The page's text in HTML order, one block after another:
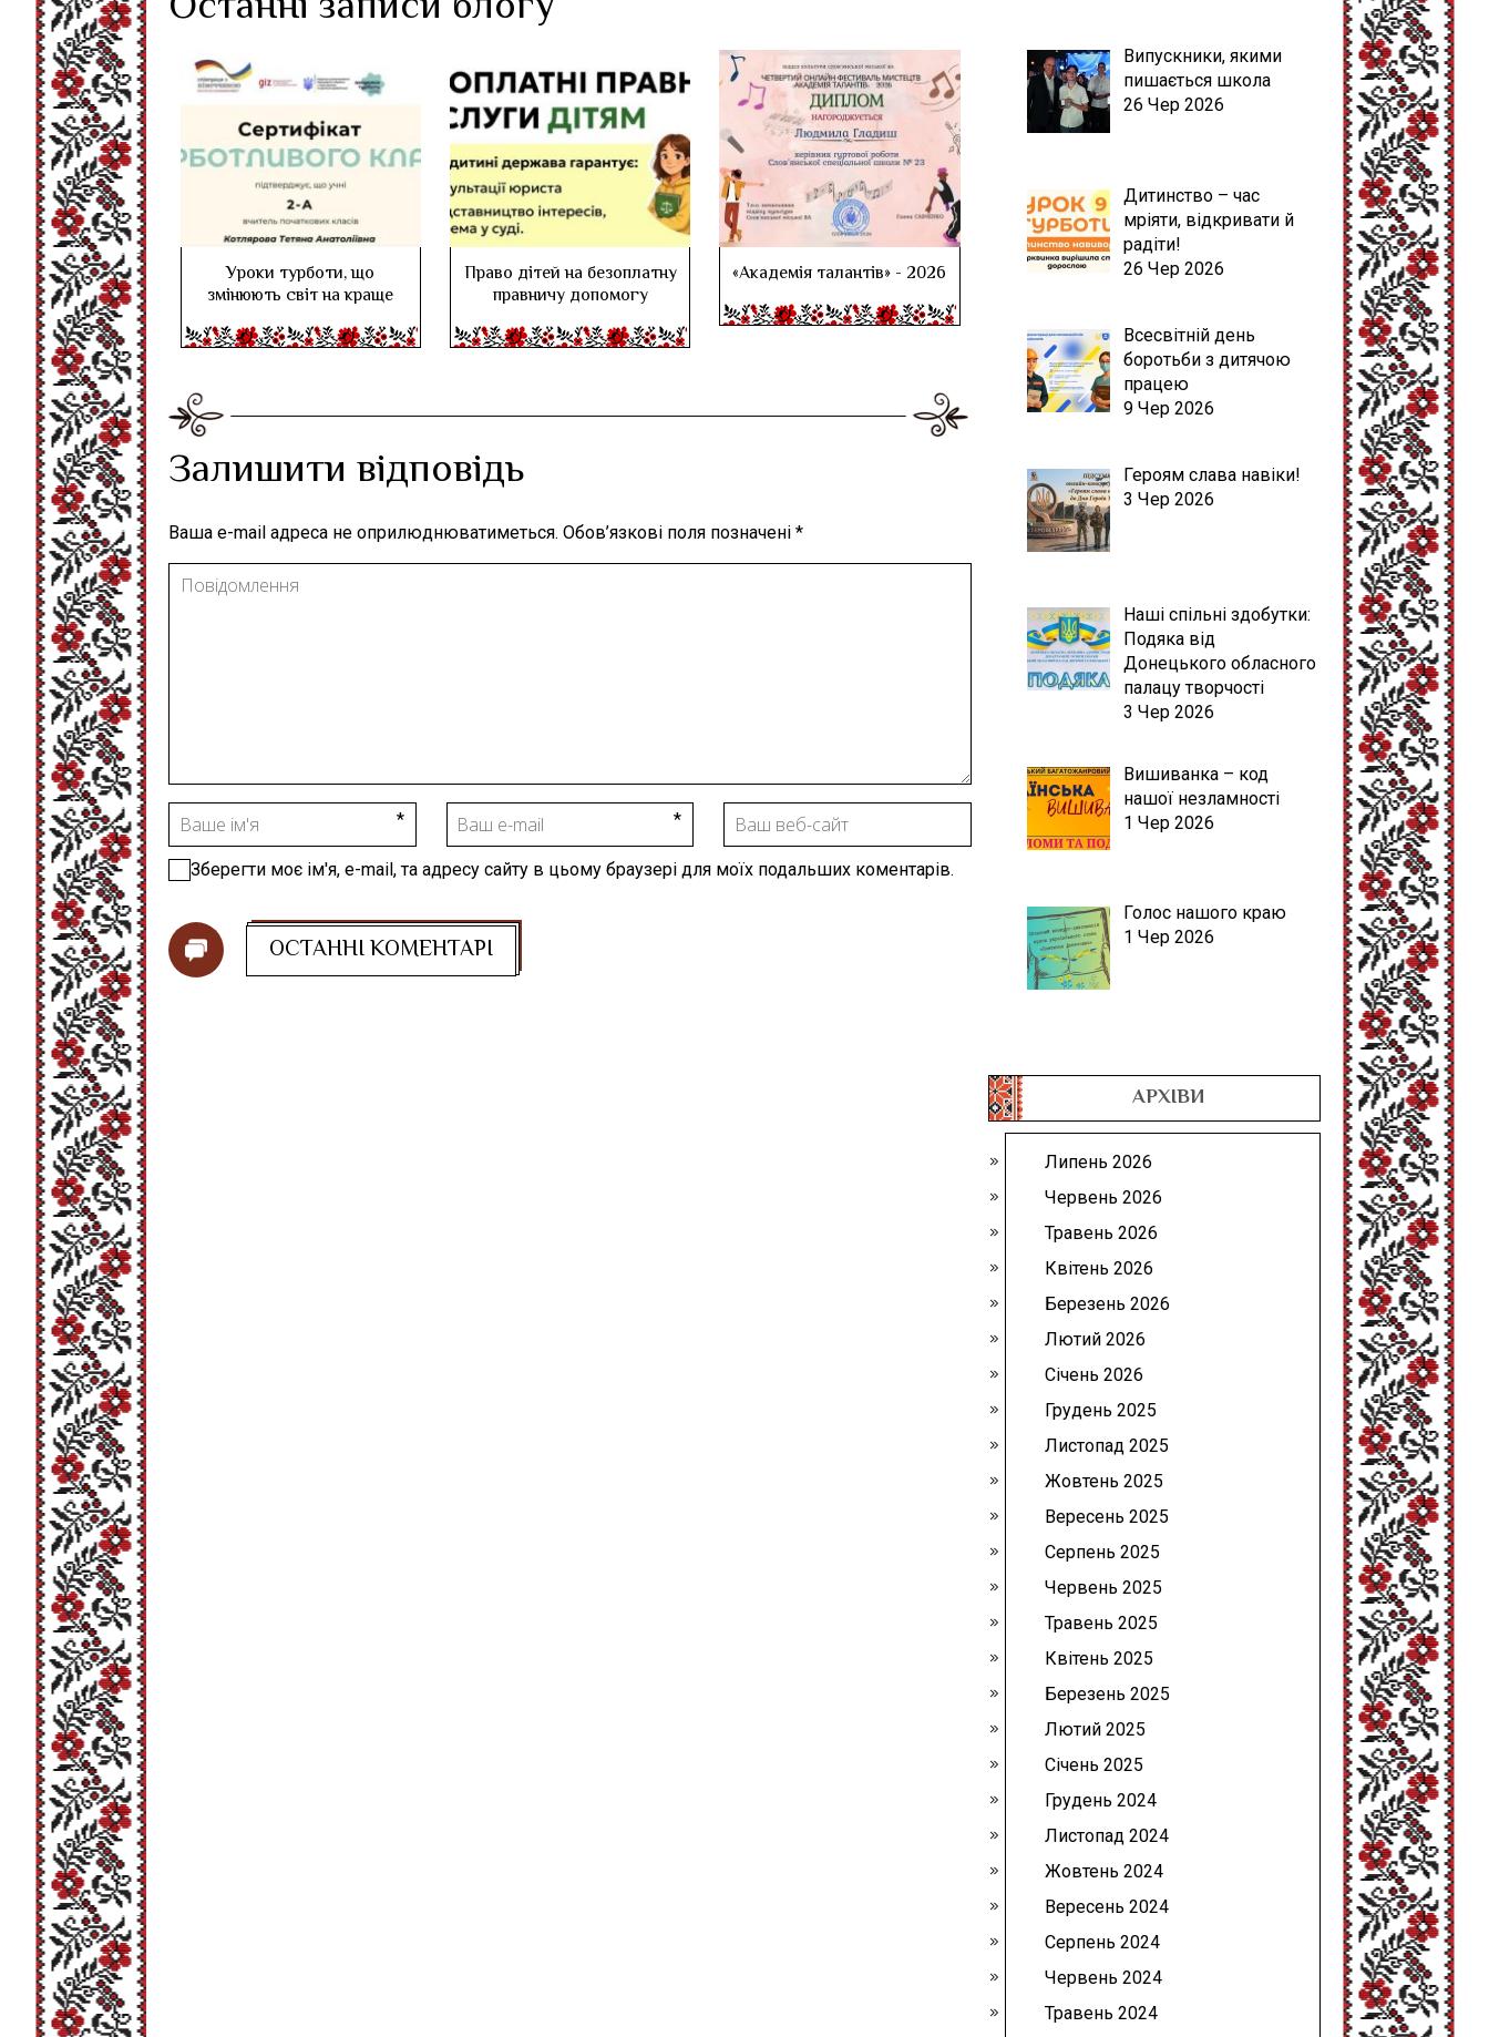
Уроки турботи, що
змінюють світ на краще
Право дітей на безоплатну
правничу допомогу
«Академія талантів» - 2026
Залишити відповідь
Ваша e-mail адреса не оприлюднюватиметься. Обов’язкові поля позначені *
Зберегти моє ім'я, e-mail, та адресу сайту в цьому браузері для моїх подальших коментарів.
Випускники, якими
пишається школа
26 Чер 2026
Дитинство – час
мріяти, відкривати й
радіти!
26 Чер 2026
Всесвітній день
боротьби з дитячою
працею
9 Чер 2026
Героям слава навіки!
3 Чер 2026
Наші спільні здобутки:
Подяка від
Донецького обласного
палацу творчості
3 Чер 2026
Вишиванка – код
нашої незламності
1 Чер 2026
Голос нашого краю
1 Чер 2026
АРХІВИ
Липень 2026
Червень 2026
Травень 2026
Квітень 2026
Березень 2026
Лютий 2026
Січень 2026
Грудень 2025
Листопад 2025
Жовтень 2025
Вересень 2025
Серпень 2025
Червень 2025
Травень 2025
Квітень 2025
Березень 2025
Лютий 2025
Січень 2025
Грудень 2024
Листопад 2024
Жовтень 2024
Вересень 2024
Серпень 2024
Червень 2024
Травень 2024